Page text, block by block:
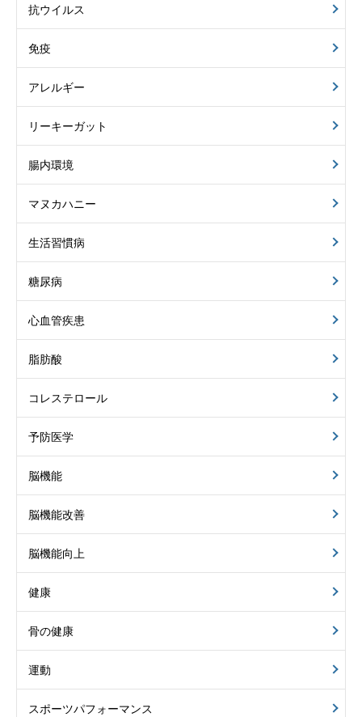
抗ウイルス
免疫
アレルギー
リーキーガット
腸内環境
マヌカハニー
生活習慣病
糖尿病
心血管疾患
脂肪酸
コレステロール
予防医学
脳機能
脳機能改善
脳機能向上
健康
骨の健康
運動
スポーツパフォーマンス